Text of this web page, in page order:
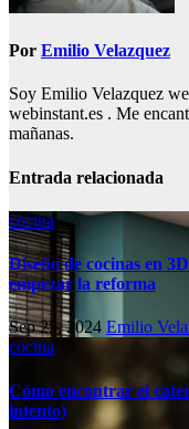
Por Emilio Velazquez
Soy Emilio Velazquez
webinstant.es . Me
mañanas.
Entrada relacionada
cocina
Diseño de cocinas en
empezar la reforma
Sep 25, 2024 Emilio
cocina
Cómo encontrar el
intento)